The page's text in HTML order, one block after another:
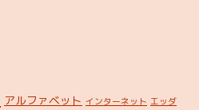
アルファベット インターネット エッダ